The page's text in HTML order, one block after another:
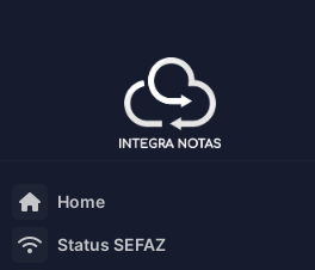
Home
Status SEFAZ